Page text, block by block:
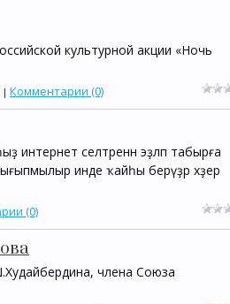
культурной акции «Ночь
| Комментарии (0)
интернет селтәренән эҙләп табырға
инде ҡайһы берәүҙәр хәҙер
(0)
члена Союза